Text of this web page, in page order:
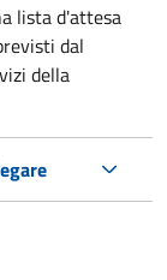
lista d'attesa
dal
della